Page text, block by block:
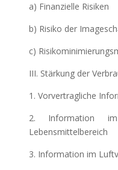
a) Finanzielle Risiken
b) Risiko der
c)
III. Stärkung der
1. Vorvertragliche
2. Information im
Lebensmittelbereich
3. Information im